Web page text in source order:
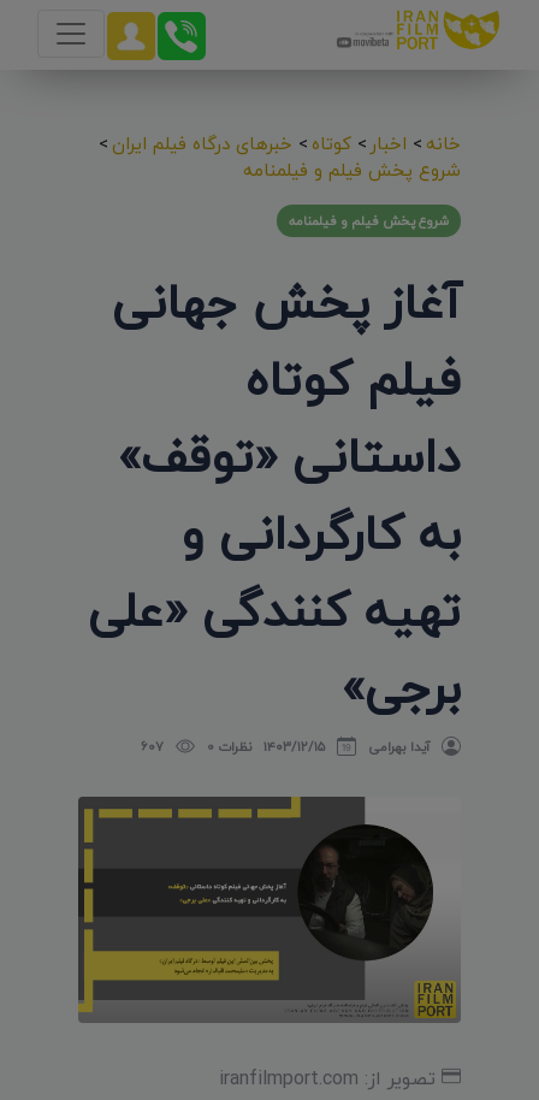
خانه> اخبار> کوتاه> خبرهای درگاه فیلم ایران>
شروع پخش فیلم و فیلمنامه
شروع پخش فیلم و فیلمنامه
آغاز پخش جهانی
فیلم کوتاه
داستانی «توقف»
به کارگردانی و
تهیه کنندگی «علی
برجی»
آیدا بهرامی ۱۴۰۳/۱۲/۱۵ نظرات 0 607
تصویر از: iranfilmport.com